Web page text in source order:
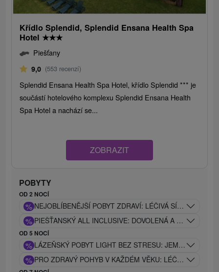
Křídlo Splendid, Splendid Ensana Health Spa
Hotel ★★★
Piešťany
9,0 (553 recenzí)
Splendid Ensana Health Spa Hotel, křídlo Splendid *** je
součástí hotelového komplexu Splendid Ensana Health
Spa Hotel a nachází se...
ZOBRAZIT
POBYTY
OD 2 NOCÍ
% NEJOBLÍBENĚJŠÍ POBYT ZDRAVÍ: LÉČIVÁ SÍLA
% PIEŠŤANSKÝ ALL INCLUSIVE: DOVOLENÁ A
OD 5 NOCÍ
% LÁZEŇSKÝ POBYT LIGHT BEZ STRESU: JEMNÝ
% PRO ZDRAVÝ POHYB V KAŽDÉM VĚKU: LÉČEBNÝ